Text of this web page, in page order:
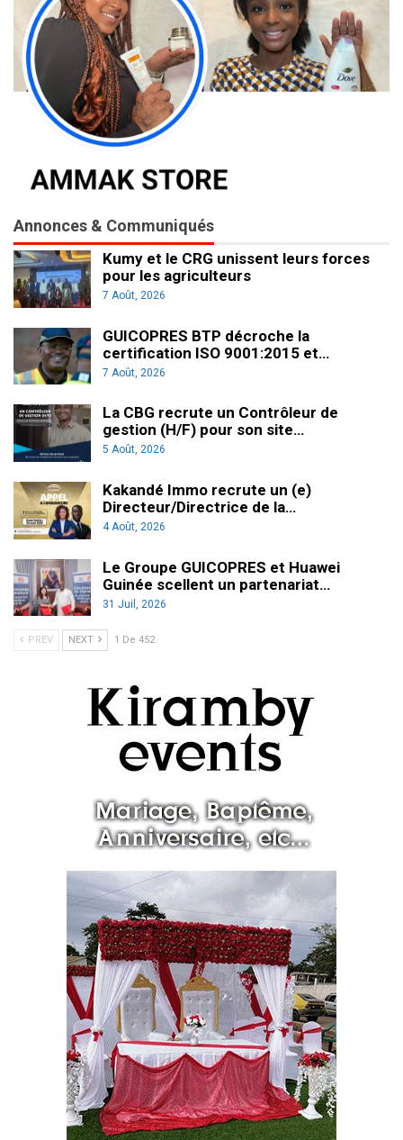
Annonces & Communiqués
Kumy et le CRG unissent leurs forces
pour les agriculteurs
7 Août, 2026
GUICOPRES BTP décroche la
certification ISO 9001:2015 et…
7 Août, 2026
La CBG recrute un Contrôleur de
gestion (H/F) pour son site…
5 Août, 2026
Kakandé Immo recrute un (e)
Directeur/Directrice de la…
4 Août, 2026
Le Groupe GUICOPRES et Huawei
Guinée scellent un partenariat…
31 Juil, 2026
PREV NEXT 1 De 452